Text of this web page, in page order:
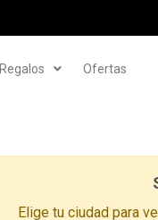
10% de descuento
Regalos Ofertas
Elige tu ciudad para